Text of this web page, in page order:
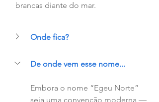
brancas diante do mar.
Onde fica?
De onde vem esse nome...
Embora o nome “Egeu Norte”
seja uma convenção moderna —